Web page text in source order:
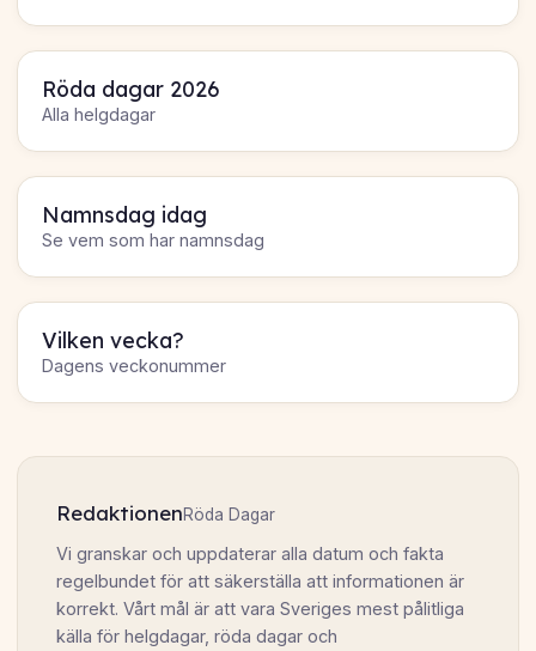
Röda dagar 2026
Alla helgdagar
Namnsdag idag
Se vem som har namnsdag
Vilken vecka?
Dagens veckonummer
RedaktionenRöda Dagar
Vi granskar och uppdaterar alla datum och fakta
regelbundet för att säkerställa att informationen är
korrekt. Vårt mål är att vara Sveriges mest pålitliga
källa för helgdagar, röda dagar och